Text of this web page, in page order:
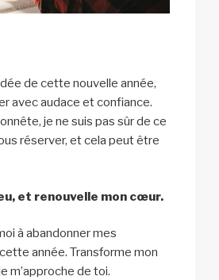
de cette nouvelle année,
avec audace et confiance.
je ne suis pas sûr de ce
réserver, et cela peut être
et renouvelle mon cœur.
à abandonner mes
année. Transforme mon
m’approche de toi.